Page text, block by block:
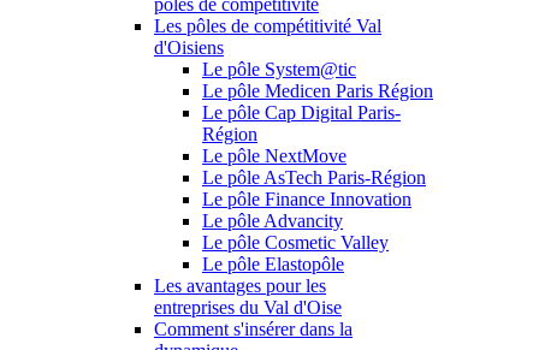
pôles de compétitivité
Les pôles de compétitivité Val
d'Oisiens
Le pôle System@tic
Le pôle Medicen Paris Région
Le pôle Cap Digital Paris-
Région
Le pôle NextMove
Le pôle AsTech Paris-Région
Le pôle Finance Innovation
Le pôle Advancity
Le pôle Cosmetic Valley
Le pôle Elastopôle
Les avantages pour les
entreprises du Val d'Oise
Comment s'insérer dans la